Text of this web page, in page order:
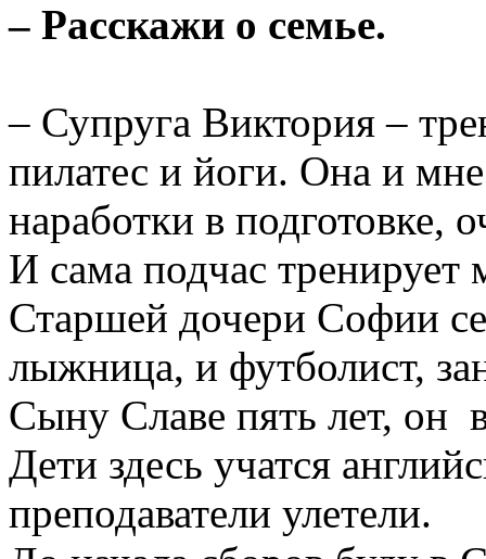
– Расскажи о семье.
– Супруга Виктория –
пилатес и йоги. Она и
наработки в подготовке,
И сама подчас тренирует
Старшей дочери Софии
лыжница, и футболист,
Сыну Славе пять лет, он
Дети здесь учатся
преподаватели улетели.